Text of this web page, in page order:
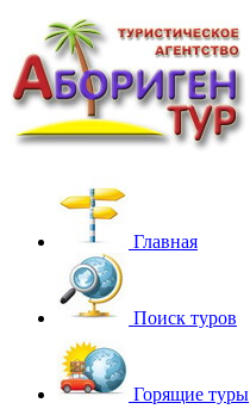
Главная
Поиск туров
Горящие туры